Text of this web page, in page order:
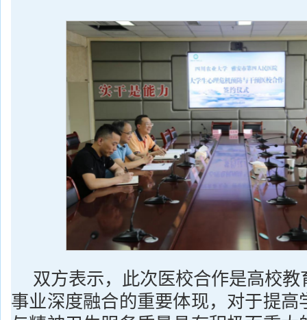
双方表示，此次医校合作是高校
事业深度融合的重要体现，对于提高